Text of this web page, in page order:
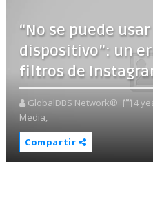
“No se puede
dispositivo”: un
filtros de
GlobalDBS Network® 4
Media,
Compartir